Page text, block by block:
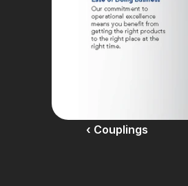
‹ Couplings